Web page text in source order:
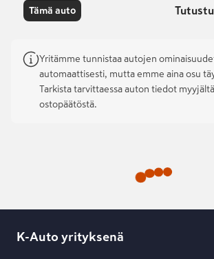
Tämä auto Tutustu
Yritämme tunnistaa autojen
automaattisesti, mutta emme aina osu
Tarkista tarvittaessa auton tiedot
ostopäätöstä.
K-Auto yrityksenä